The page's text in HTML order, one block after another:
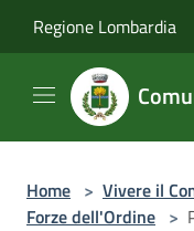
Regione Lombardia
Home > Vivere il
Forze dell'Ordine >